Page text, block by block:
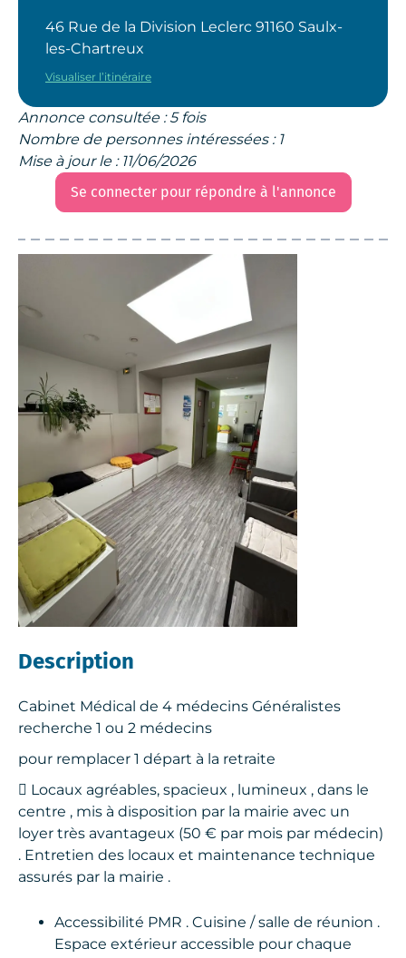
46 Rue de la Division Leclerc 91160 Saulx-
les-Chartreux
Visualiser l’itinéraire
Annonce consultée : 5 fois
Nombre de personnes intéressées : 1
Mise à jour le : 11/06/2026
Se connecter pour répondre à l'annonce
Description
Cabinet Médical de 4 médecins Généralistes
recherche 1 ou 2 médecins
pour remplacer 1 départ à la retraite
 Locaux agréables, spacieux , lumineux , dans le
centre , mis à disposition par la mairie avec un
loyer très avantageux (50 € par mois par médecin)
. Entretien des locaux et maintenance technique
assurés par la mairie .
Accessibilité PMR . Cuisine / salle de réunion .
Espace extérieur accessible pour chaque